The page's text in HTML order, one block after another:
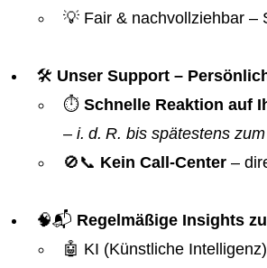
💡 Fair & nachvollziehbar –
🛠️ Unser Support –
⏱️ Schnelle Reaktion auf
– i. d. R. bis spätestens
🚫📞 Kein Call-Center –
🧠📬 Regelmäßige Insights
🤖 KI (Künstliche Intelligenz)